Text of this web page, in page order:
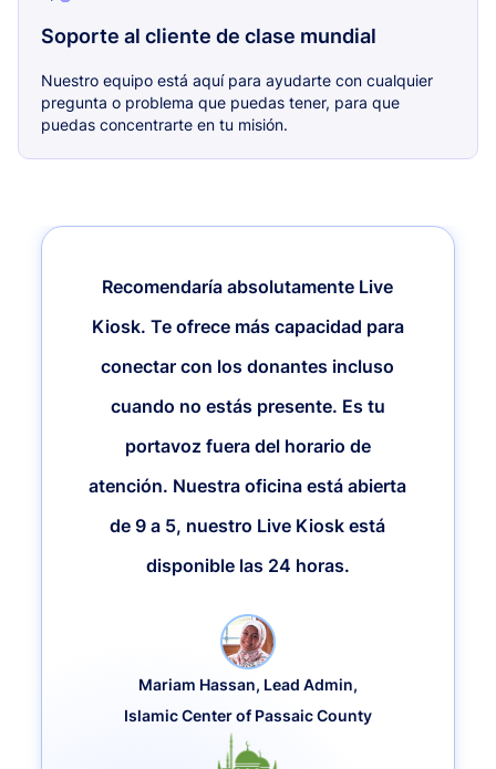
Soporte al cliente de clase mundial
Nuestro equipo está aquí para ayudarte con cualquier
pregunta o problema que puedas tener, para que
puedas concentrarte en tu misión.
Recomendaría absolutamente Live
Kiosk. Te ofrece más capacidad para
conectar con los donantes incluso
cuando no estás presente. Es tu
portavoz fuera del horario de
atención. Nuestra oficina está abierta
de 9 a 5, nuestro Live Kiosk está
disponible las 24 horas.
Mariam Hassan, Lead Admin,
Islamic Center of Passaic County